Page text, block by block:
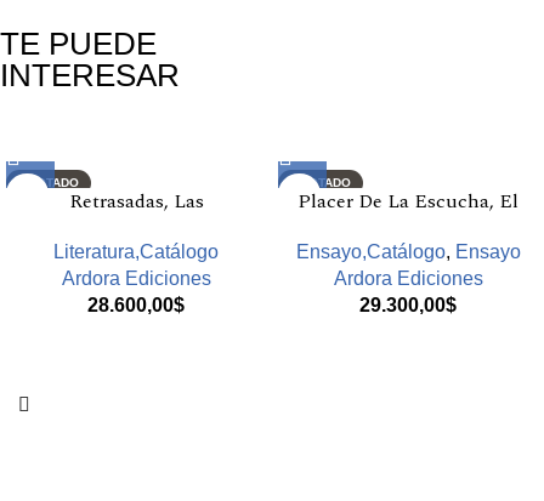
TE PUEDE
INTERESAR
AGOTADO
Retrasadas, Las
Literatura,Catálogo
Ardora Ediciones
28.600,00$
AGOTADO
Placer De La Escucha, El
Ensayo,Catálogo, Ensayo
Ardora Ediciones
29.300,00$